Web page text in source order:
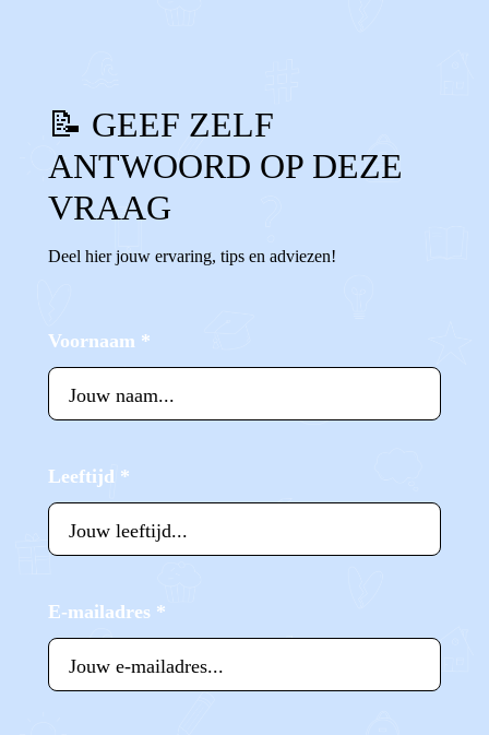
📝 GEEF ZELF
ANTWOORD OP DEZE
VRAAG
Deel hier jouw ervaring, tips en adviezen!
Voornaam *
Leeftijd *
E-mailadres *